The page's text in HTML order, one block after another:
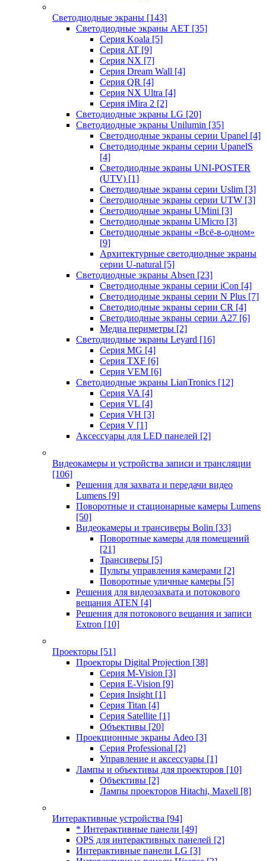
Светодиодные экраны [143]
Светодиодные экраны AET [35]
Cерия Koala [5]
Серия AT [9]
Серия NX [7]
Серия Dream Wall [4]
Серия QR [4]
Серия NX Ultra [4]
Серия iMira 2 [2]
Светодиодные экраны LG [20]
Светодиодные экраны Unilumin [35]
Светодиодные экраны серии Upanel [4]
Светодиодные экраны серии UpanelS
[4]
Светодиодные экраны UNI-POSTER
(UTV) [1]
Светодиодные экраны серии Uslim [3]
Светодиодные экраны серии UTW [3]
Светодиодные экраны UMini [3]
Светодиодные экраны UMicro [3]
Светодиодные экраны «Всё-в-одном»
[9]
Архитектурные светодиодные экраны
серии U-natural [5]
Светодиодные экраны Absen [23]
Светодиодные экраны серии iCon [4]
Светодиодные экраны серии N Plus [7]
Светодиодные экраны серии CR [4]
Светодиодные экраны серии А27 [6]
Медиа периметры [2]
Светодиодные экраны Leyard [16]
Серия MG [4]
Серия TXF [6]
Серия VEM [6]
Светодиодные экраны LianTronics [12]
Серия VA [4]
Серия VL [4]
Серия VH [3]
Серия V [1]
Аксессуары для LED панелей [2]
Видеокамеры и устройства записи и трансляции
[106]
Решения для захвата и передачи видео
Lumens [9]
Поворотные и стационарные камеры Lumens
[50]
Видеокамеры и трансиверы Bolin [33]
Поворотные камеры для помещений
[21]
Трансиверы [5]
Пульты управления камерами [2]
Поворотные уличные камеры [5]
Решения для видеозахвата и потокового
вещания ATEN [4]
Решения для потокового вещания и записи
Extron [10]
Проекторы [51]
Проекторы Digital Projection [38]
Серия M-Vision [3]
Серия E-Vision [9]
Серия Insight [1]
Серия Titan [4]
Серия Satellite [1]
Объективы [20]
Проекционные экраны Adeo [3]
Серия Professional [2]
Управление и аксессуары [1]
Лампы и объективы для проекторов [10]
Объективы [2]
Лампы проекторов Hitachi, Maxell [8]
Интерактивные устройства [94]
* Интерактивные панели [49]
OPS для интерактивных панелей [2]
Интерактивные панели LG [3]